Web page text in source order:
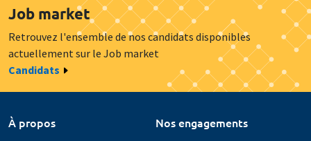
Job market
Retrouvez l'ensemble de nos candidats disponibles
actuellement sur le Job market
Candidats
À propos
Nos engagements